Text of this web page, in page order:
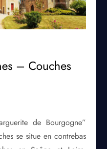
– Couches
de Bourgogne”
se situe en contrebas